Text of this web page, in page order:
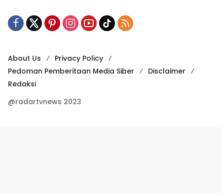
About Us
Privacy Policy
Pedoman Pemberitaan Media Siber
Disclaimer
Redaksi
@radartvnews 2023